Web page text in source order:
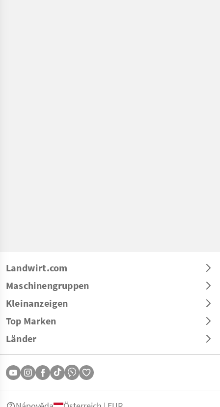
Landwirt.com
Maschinengruppen
Kleinanzeigen
Top Marken
Länder